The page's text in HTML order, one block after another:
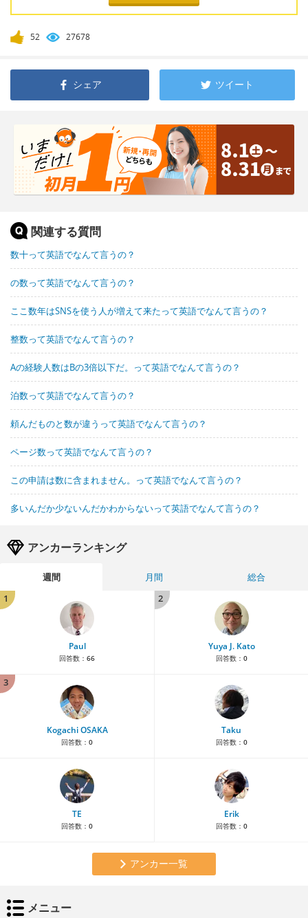
52 27678
シェア ツイート
関連する質問
数十って英語でなんて言うの？
の数って英語でなんて言うの？
ここ数年はSNSを使う人が増えて来たって英語でなんて言うの？
整数って英語でなんて言うの？
Aの経験人数はBの3倍以下だ。って英語でなんて言うの？
泊数って英語でなんて言うの？
頼んだものと数が違うって英語でなんて言うの？
ページ数って英語でなんて言うの？
この申請は数に含まれません。って英語でなんて言うの？
多いんだか少ないんだかわからないって英語でなんて言うの？
アンカーランキング
週間 月間
総合
1
Paul
回答数： 66
2
Yuya J. Kato
回答数： 0
3
Kogachi OSAKA
回答数： 0
Taku
回答数： 0
TE
回答数： 0
Erik
回答数： 0
アンカー一覧
メニュー